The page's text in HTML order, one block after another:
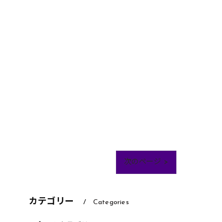
次のページ >
カテゴリー Categories